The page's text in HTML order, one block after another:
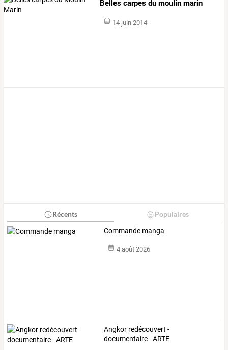
Belles carpes du moulin marin
14 juin 2014
Récents Populaires
Commande manga
4 août 2026
Angkor redécouvert -
documentaire - ARTE